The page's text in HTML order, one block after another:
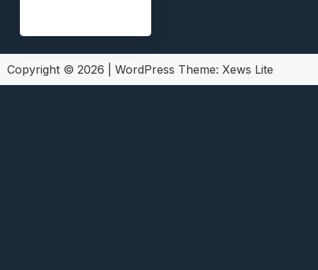
Copyright © 2026 WordPress Theme: Xews Lite